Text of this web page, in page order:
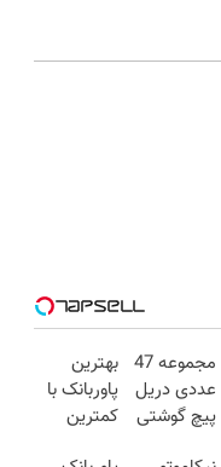
مجموعه 47
عددی دریل
پیچ گوشتی
بهترین
پاوربانک با
کمترین